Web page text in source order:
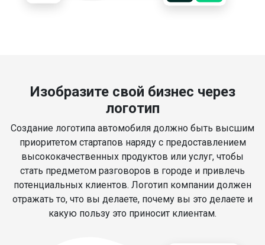
Изобразите свой бизнес через
логотип
Создание логотипа автомобиля должно быть высшим
приоритетом стартапов наряду с предоставлением
высококачественных продуктов или услуг, чтобы
стать предметом разговоров в городе и привлечь
потенциальных клиентов. Логотип компании должен
отражать то, что вы делаете, почему вы это делаете и
какую пользу это приносит клиентам.